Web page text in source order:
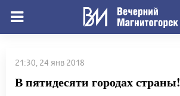
21:30, 24 янв 2018
В пятидесяти городах страны!